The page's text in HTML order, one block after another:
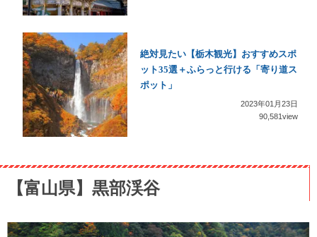
絶対見たい【栃木観光】おすすめスポ
ット35選＋ふらっと行ける「寄り道ス
ポット」
2023年01月23日
90,581view
【富山県】黒部渓谷